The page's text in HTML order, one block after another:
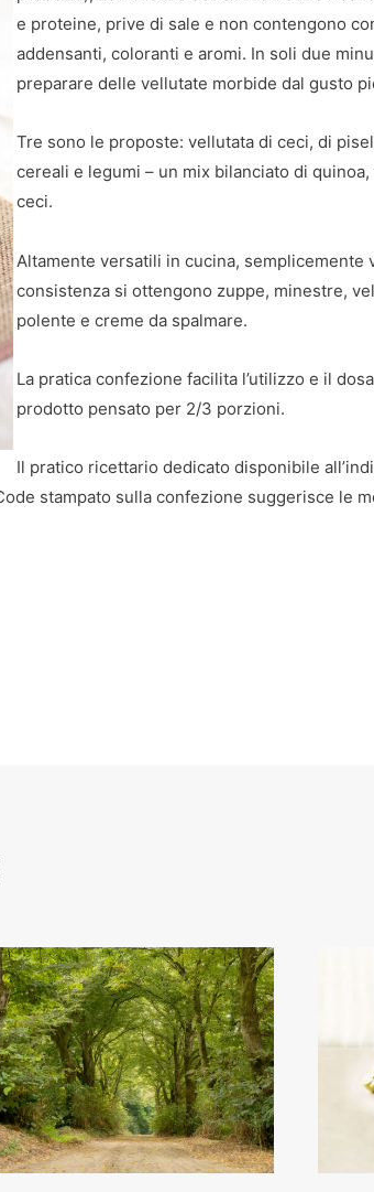
e proteine, prive di sale e non contengono
addensanti, coloranti e aromi. In soli due
preparare delle vellutate morbide dal gusto
Tre sono le proposte: vellutata di ceci, di
cereali e legumi – un mix bilanciato di
ceci.
Altamente versatili in cucina, semplicemente
consistenza si ottengono zuppe, minestre,
polente e creme da spalmare.
La pratica confezione facilita l’utilizzo e il
prodotto pensato per 2/3 porzioni.
Il pratico ricettario dedicato disponibile
stampato sulla confezione suggerisce le